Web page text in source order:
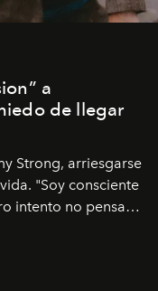
a
de llegar
Strong, arriesgarse
"Soy consciente
intento no pensar